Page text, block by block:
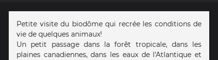
Petite visite du biodôme qui recrée les conditions de
vie de quelques animaux!
Un petit passage dans la forêt tropicale, dans les
plaines canadiennes, dans les eaux de l'Atlantique et